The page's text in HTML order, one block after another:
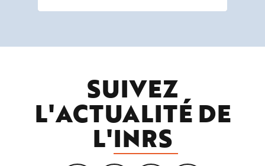
SUIVEZ
L'ACTUALITÉ DE
L'INRS